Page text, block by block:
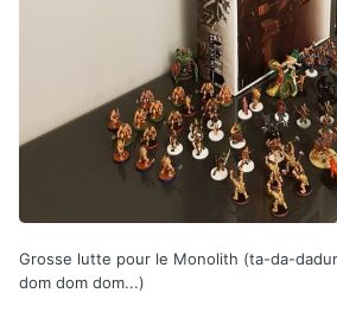
Grosse lutte pour le Monolith (ta-da-
dom dom dom...)